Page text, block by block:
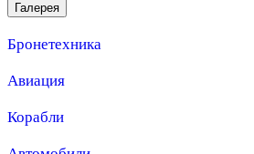
Галерея
Бронетехника
Авиация
Корабли